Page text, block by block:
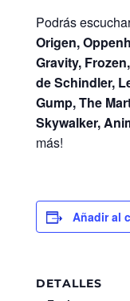
Podrás
Origen,
Gravity,
de Schindler,
Gump, The
Skywalker,
más!
Añadir al
DETALLES